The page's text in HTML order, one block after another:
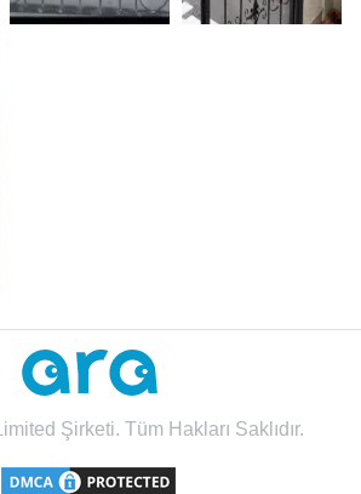
Şirketi. Tüm Hakları Saklıdır.